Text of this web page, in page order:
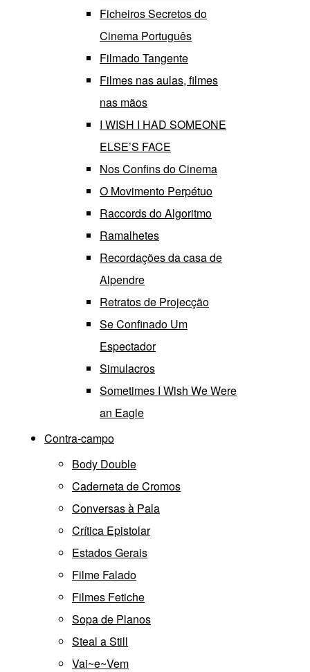
Ficheiros Secretos do
Cinema Português
Filmado Tangente
Filmes nas aulas, filmes
nas mãos
I WISH I HAD SOMEONE
ELSE’S FACE
Nos Confins do Cinema
O Movimento Perpétuo
Raccords do Algoritmo
Ramalhetes
Recordações da casa de
Alpendre
Retratos de Projecção
Se Confinado Um
Espectador
Simulacros
Sometimes I Wish We Were
an Eagle
Contra-campo
Body Double
Caderneta de Cromos
Conversas à Pala
Crítica Epistolar
Estados Gerais
Filme Falado
Filmes Fetiche
Sopa de Planos
Steal a Still
Vai~e~Vem